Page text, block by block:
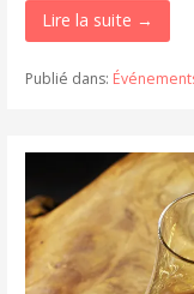
Lire la suite →
Publié dans: